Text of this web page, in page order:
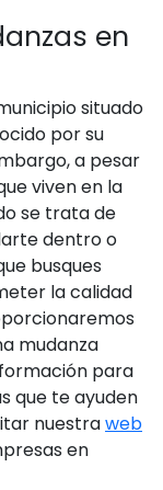
en
situado
por su
a pesar
viven en la
se trata de
dentro o
busques
la calidad
mudanza
para
que te ayuden
nuestraweb
en